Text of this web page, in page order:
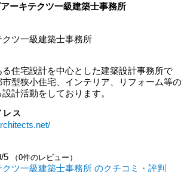
ーキテクツ一級建築士事務所
ツ一級建築士事務所
住宅設計を中心とした建築設計事務所で
型狭小住宅、インテリア、リフォーム等
計活動をしております。
ス
/5 （0件のレビュー）
ツ一級建築士事務所 のクチコミ・評判